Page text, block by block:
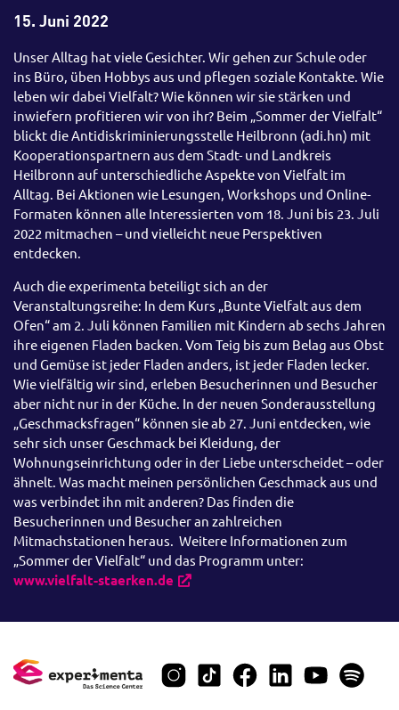
15. Juni 2022
Unser Alltag hat viele Gesichter. Wir gehen zur Schule oder
ins Büro, üben Hobbys aus und pflegen soziale Kontakte. Wie
leben wir dabei Vielfalt? Wie können wir sie stärken und
inwiefern profitieren wir von ihr? Beim „Sommer der Vielfalt“
blickt die Antidiskriminierungsstelle Heilbronn (adi.hn) mit
Kooperationspartnern aus dem Stadt- und Landkreis
Heilbronn auf unterschiedliche Aspekte von Vielfalt im
Alltag. Bei Aktionen wie Lesungen, Workshops und Online-
Formaten können alle Interessierten vom 18. Juni bis 23. Juli
2022 mitmachen – und vielleicht neue Perspektiven
entdecken.
Auch die experimenta beteiligt sich an der
Veranstaltungsreihe: In dem Kurs „Bunte Vielfalt aus dem
Ofen“ am 2. Juli können Familien mit Kindern ab sechs Jahren
ihre eigenen Fladen backen. Vom Teig bis zum Belag aus Obst
und Gemüse ist jeder Fladen anders, ist jeder Fladen lecker.
Wie vielfältig wir sind, erleben Besucherinnen und Besucher
aber nicht nur in der Küche. In der neuen Sonderausstellung
„Geschmacksfragen“ können sie ab 27. Juni entdecken, wie
sehr sich unser Geschmack bei Kleidung, der
Wohnungseinrichtung oder in der Liebe unterscheidet – oder
ähnelt. Was macht meinen persönlichen Geschmack aus und
was verbindet ihn mit anderen? Das finden die
Besucherinnen und Besucher an zahlreichen
Mitmachstationen heraus. Weitere Informationen zum
„Sommer der Vielfalt“ und das Programm unter:
www.vielfalt-staerken.de